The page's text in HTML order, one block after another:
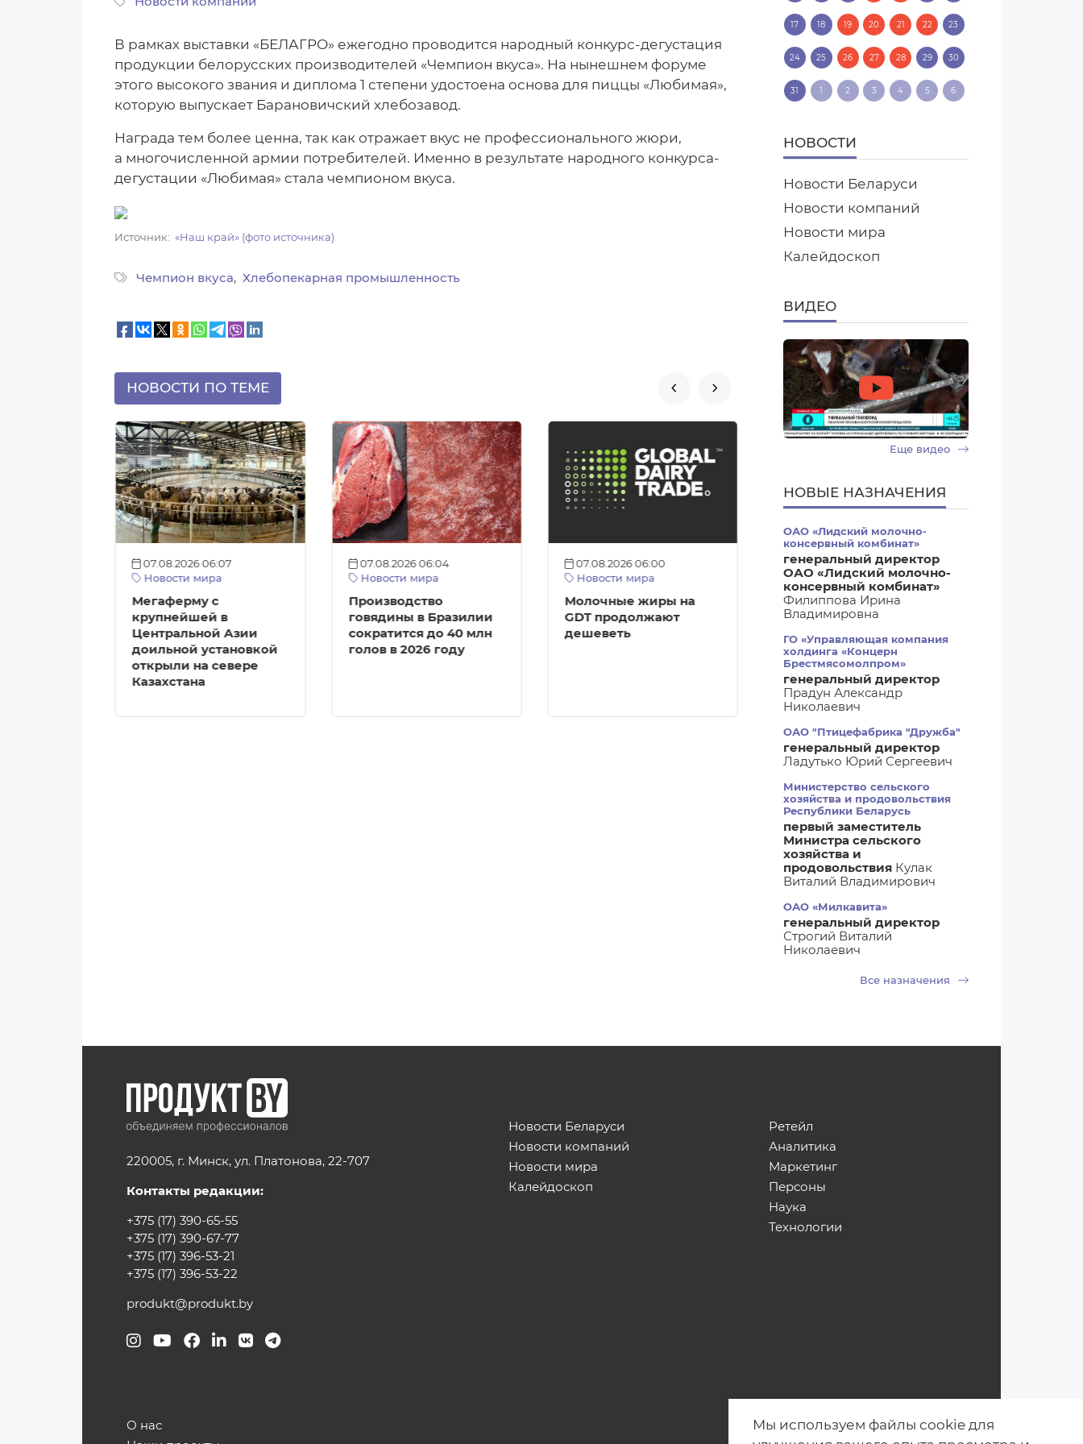
В рамках выставки «БЕЛАГРО» ежегодно проводится народный конкурс-дегустация
продукции белорусских производителей «Чемпион вкуса». На нынешнем форуме
этого высокого звания и диплома 1 степени удостоена основа для пиццы «Любимая»,
которую выпускает Барановичский хлебозавод.
Награда тем более ценна, так как отражает вкус не профессионального жюри,
а многочисленной армии потребителей. Именно в результате народного конкурса-
дегустации «Любимая» стала чемпионом вкуса.
Источник «Наш край» (фото источника)
Чемпион вкуса Хлебопекарная промышленность
НОВОСТИ ПО ТЕМЕ  
07.08.2026 06:07
Новости мира
Мегаферму с
крупнейшей в
Центральной Азии
доильной установкой
открыли на севере
Казахстана
07.08.2026 06:04
Новости мира
Производство
говядины в Бразилии
сократится до 40 млн
голов в 2026 году
07.08.2026 06:00
Новости мира
Молочные жиры на
GDT продолжают
дешеветь
06.08.2026 06:12
Новости Беларуси
Вступили в силу новые
ветеринарно-
санитарные правила
для организаций
мясопереработки
17 18 19 20 21 22 23
24 25 26 27 28 29 30
31 1 2 3 4 5 6
НОВОСТИ
Новости Беларуси
Новости компаний
Новости мира
Калейдоскоп
ВИДЕО
Еще видео
НОВЫЕ НАЗНАЧЕНИЯ
ОАО «Лидский молочно-
консервный комбинат»
генеральный директор
ОАО «Лидский молочно-
консервный комбинат»
Филиппова Ирина
Владимировна
ГО «Управляющая компания
холдинга «Концерн
Брестмясомолпром»
генеральный директор
Прадун Александр
Николаевич
ОАО "Птицефабрика "Дружба"
генеральный директор
Ладутько Юрий Сергеевич
Министерство сельского
хозяйства и продовольствия
Республики Беларусь
первый заместитель
Министра сельского
хозяйства и
продовольствия Кулак
Виталий Владимирович
ОАО «Милкавита»
генеральный директор
Строгий Виталий
Николаевич
Все назначения
220005, г. Минск, ул. Платонова, 22-707
Контакты редакции:
+375 (17) 390-65-55
+375 (17) 390-67-77
+375 (17) 396-53-21
+375 (17) 396-53-22
produkt@produkt.by
Новости Беларуси
Новости компаний
Новости мира
Калейдоскоп
Ретейл
Аналитика
Маркетинг
Персоны
Наука
Технологии
О нас
Мы используем файлы cookie для